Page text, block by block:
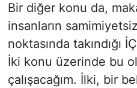
Bir diğer konu da,
insanların
noktasında takındığı
İki konu üzerinde bu
çalışacağım. İlki, bir